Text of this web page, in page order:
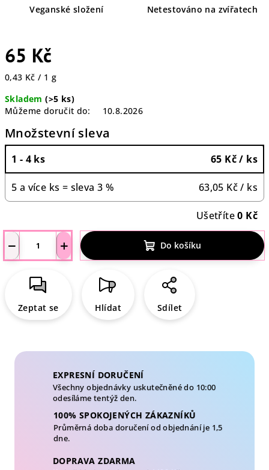
Veganské složení Netestováno na zvířatech
65 Kč
Měrná
0,43 Kč / 1 g
Skladem(>5 ks)
Můžeme doručit do:
10.8.2026
Množstevní sleva
1 - 4 ks 65 Kč/ ks
5 a více ks = sleva 3 % 63,05 Kč/ ks
Ušetříte0 Kč
+
− Do košíku
Zeptat se Hlídat Sdílet
EXPRESNÍ DORUČENÍ
Všechny objednávky uskutečněné do 10:00
odesíláme tentýž den.
100% SPOKOJENÝCH ZÁKAZNÍKŮ
Průměrná doba doručení od objednání je 1,5
dne.
DOPRAVA ZDARMA